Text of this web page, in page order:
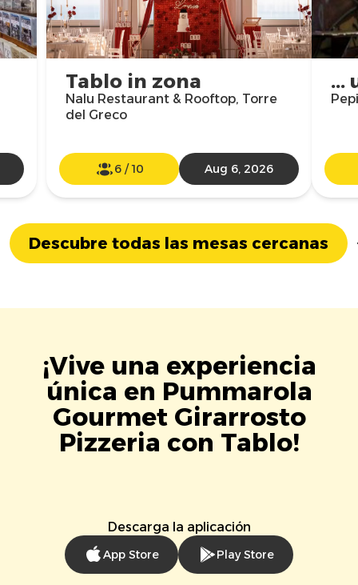
Tablo in zona
Nalu Restaurant & Rooftop, Torre
del Greco
6/10 Aug 6, 2026
...
Descubre todas las mesas cercanas
¡Vive una experiencia
única en Pummarola
Gourmet Girarrosto
Pizzeria con Tablo!
Descarga la aplicación
App Store Play Store